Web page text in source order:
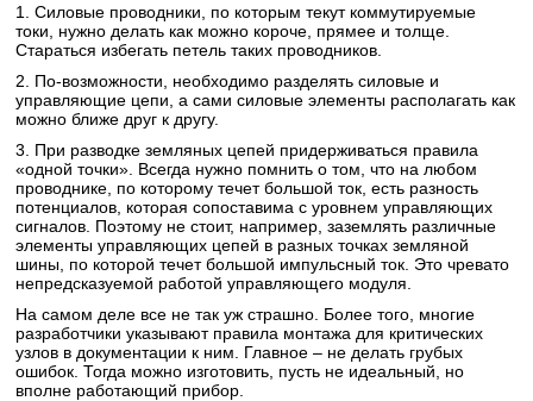
1. Силовые проводники, по которым текут коммутируемые
токи, нужно делать как можно короче, прямее и толще.
Стараться избегать петель таких проводников.
2. По-возможности, необходимо разделять силовые и
управляющие цепи, а сами силовые элементы располагать как
можно ближе друг к другу.
3. При разводке земляных цепей придерживаться правила
«одной точки». Всегда нужно помнить о том, что на любом
проводнике, по которому течет большой ток, есть разность
потенциалов, которая сопоставима с уровнем управляющих
сигналов. Поэтому не стоит, например, заземлять различные
элементы управляющих цепей в разных точках земляной
шины, по которой течет большой импульсный ток. Это чревато
непредсказуемой работой управляющего модуля.
На самом деле все не так уж страшно. Более того, многие
разработчики указывают правила монтажа для критических
узлов в документации к ним. Главное – не делать грубых
ошибок. Тогда можно изготовить, пусть не идеальный, но
вполне работающий прибор.